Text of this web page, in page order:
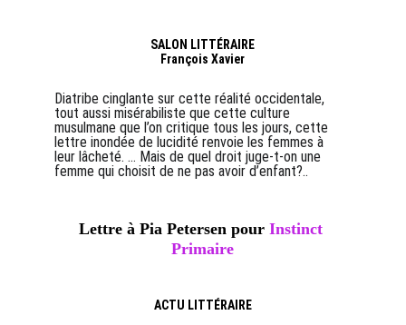
SALON LITTÉRAIRE
François Xavier
Diatribe cinglante sur cette réalité occidentale,
tout aussi misérabiliste que cette culture
musulmane que l’on critique tous les jours, cette
lettre inondée de lucidité renvoie les femmes à
leur lâcheté. … Mais de quel droit juge-t-on une
femme qui choisit de ne pas avoir d’enfant?..
Lettre à Pia Petersen pour Instinct
Primaire
ACTU LITTÉRAIRE